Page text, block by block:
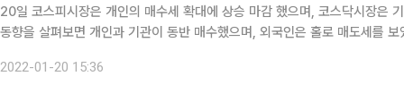
20일 코스피시장은 개인의 매수세 확대에 상승 마감 했으며, 코스닥시장은 기관의 매수세에 동
동향을 살펴보면 개인과 기관이 동반 매수했으며, 외국인은 홀로 매도세를 보였다. 개인은 1442억 원을, 기관은 1065억 원을 각
2022-01-20 15:36